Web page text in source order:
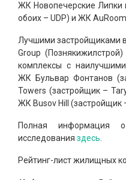
ЖК Новопечерские Липки
обоих – UDP) и ЖК
Лучшими застройщиками в
Group
комплексы с
ЖК Бульвар Фонтанов
Towers (застройщик –
ЖК Busov Hill (застройщик
Полная информация о
исследования здесь
Рейтинг-лист жилищных